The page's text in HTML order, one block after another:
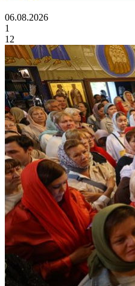
06.08.2026
1
12